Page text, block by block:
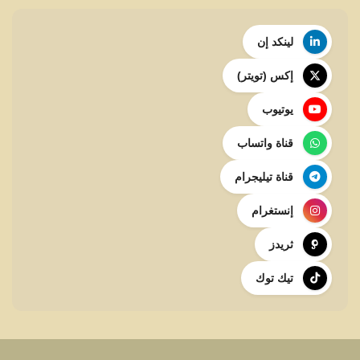
لينكد إن
إكس (تويتر)
يوتيوب
قناة واتساب
قناة تيليجرام
إنستغرام
ثريدز
تيك توك